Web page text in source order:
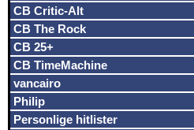
CB Critic-Alt
CB The Rock
CB 25+
CB TimeMachine
vancairo
Philip
Personlige hitlister